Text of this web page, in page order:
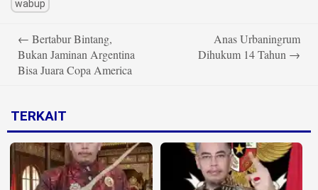
wabup
navigation
← Bertabur Bintang,
Bukan Jaminan Argentina
Bisa Juara Copa America
Anas Urbaningrum
Dihukum 14 Tahun →
TERKAIT